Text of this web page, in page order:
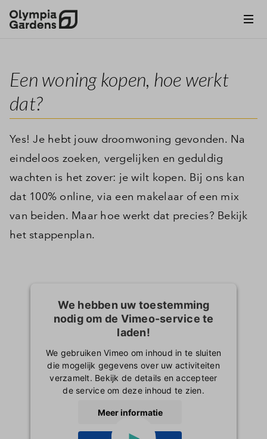
Een woning kopen, hoe werkt
dat?
Yes! Je hebt jouw droomwoning gevonden. Na
eindeloos zoeken, vergelijken en geduldig
wachten is het zover: je wilt kopen. Bij ons kan
dat 100% online, via een makelaar of een mix
van beiden. Maar hoe werkt dat precies? Bekijk
het stappenplan.
We hebben uw toestemming
nodig om de Vimeo-service te
laden!
We gebruiken Vimeo om inhoud in te sluiten
die mogelijk gegevens over uw activiteiten
verzamelt. Bekijk de details en accepteer
de service om deze inhoud te zien.
Meer informatie